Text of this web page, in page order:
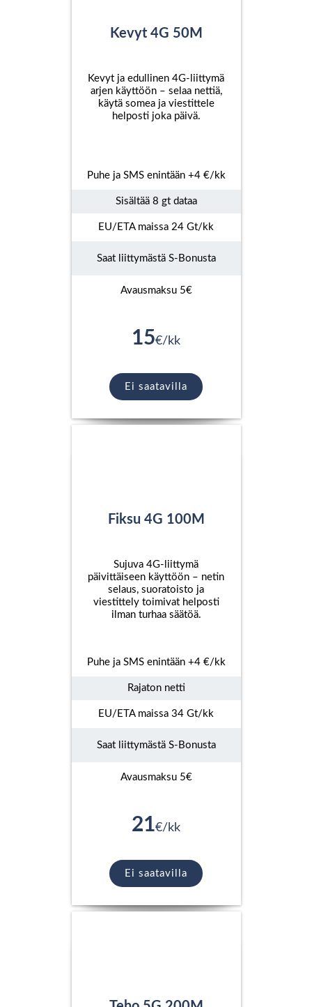
Kevyt 4G 50M
Kevyt ja edullinen 4G-liittymä
arjen käyttöön – selaa nettiä,
käytä somea ja viestittele
helposti joka päivä.
Puhe ja SMS enintään +4 €/kk
Sisältää 8 gt dataa
EU/ETA maissa 24 Gt/kk
Saat liittymästä S-Bonusta
Avausmaksu 5€
15€/kk
Ei saatavilla
Fiksu 4G 100M
Sujuva 4G-liittymä
päivittäiseen käyttöön – netin
selaus, suoratoisto ja
viestittely toimivat helposti
ilman turhaa säätöä.
Puhe ja SMS enintään +4 €/kk
Rajaton netti
EU/ETA maissa 34 Gt/kk
Saat liittymästä S-Bonusta
Avausmaksu 5€
21€/kk
Ei saatavilla